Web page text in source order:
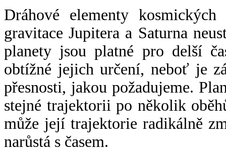
Dráhové elementy
gravitace Jupitera a Saturna
planety jsou platné pro delší
obtížné jejich určení, neboť je
přesnosti, jakou požadujeme.
stejné trajektorii po několik
může její trajektorie radikálně
narůstá s časem.